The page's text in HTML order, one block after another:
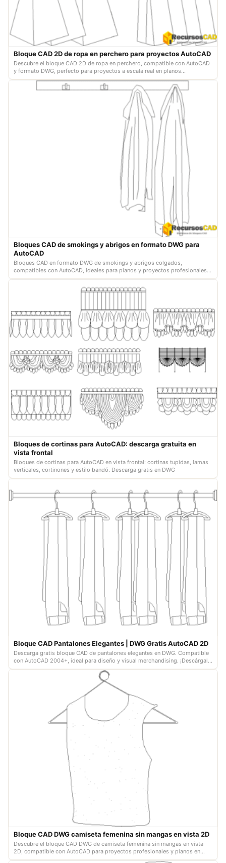
Bloque CAD 2D de ropa en perchero para proyectos AutoCAD
Descubre el bloque CAD 2D de ropa en perchero, compatible con AutoCAD
y formato DWG, perfecto para proyectos a escala real en planos
profesionales.
Bloques CAD de smokings y abrigos en formato DWG para
AutoCAD
Bloques CAD en formato DWG de smokings y abrigos colgados,
compatibles con AutoCAD, ideales para planos y proyectos profesionales
en escala real.
Bloques de cortinas para AutoCAD: descarga gratuita en
vista frontal
Bloques de cortinas para AutoCAD en vista frontal: cortinas tupidas, lamas
verticales, cortinones y estilo bandó. Descarga gratis en DWG
Bloque CAD Pantalones Elegantes | DWG Gratis AutoCAD 2D
Descarga gratis bloque CAD de pantalones elegantes en DWG. Compatible
con AutoCAD 2004+, ideal para diseño y visual merchandising. ¡Descárgalo
ahora!
Bloque CAD DWG camiseta femenina sin mangas en vista 2D
Descubre el bloque CAD DWG de camiseta femenina sin mangas en vista
2D, compatible con AutoCAD para proyectos profesionales y planos en
escala real.